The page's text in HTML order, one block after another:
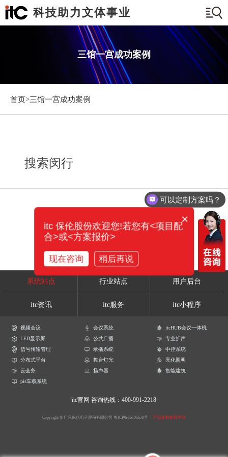
科技助力文体事业
三馆一宫成功案例
首页>三馆一宫成功案例
搜索闵行
系统站点 行业站点 用户后台
itc资讯 itc服务 itc小程序
视频会议 会议系统
itcHUB会议一体机
LED显示屏
公共广播
专业扩声
信号传输管理
录播系统
中控系统
分布式平台
舞台灯光
亮化照明
云会务
扬声器
智能建筑
pis车载系统
itc官网 咨询热线：400-991-2218
Copyright © 广东保伦电子股份有限公司 粤ICP备16106620号 产品参数解释声明
可以定制方案吗？
×
itc 保伦股份欢迎您!若您有<项目配
合>或<方案报价>
现在咨询 稍后再说